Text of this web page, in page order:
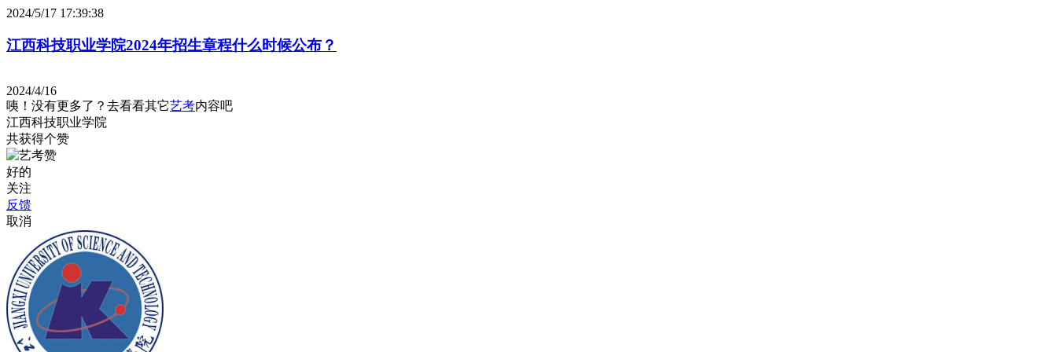
2024/5/17 17:39:38
江西科技职业学院2024年招生章程什么时候公布？
2024/4/16
咦！没有更多了？去看看其它艺考内容吧
江西科技职业学院
共获得个赞
好的
关注
反馈
取消